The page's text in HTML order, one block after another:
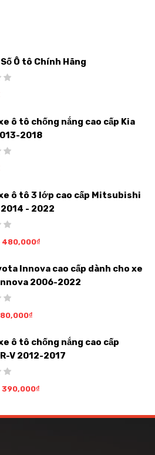
Ô tô Chính Hãng
ô tô chống nắng cao cấp Kia
2018
ô tô 3 lớp cao cấp Mitsubishi
- 2022
480,000₫
Innova cao cấp dành cho xe
2006-2022
80,000₫
ô tô chống nắng cao cấp
V 2012-2017
390,000₫